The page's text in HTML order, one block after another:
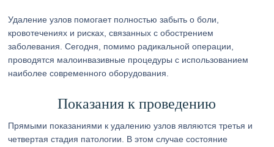
Удаление узлов помогает полностью забыть о боли,
кровотечениях и рисках, связанных с обострением
заболевания. Сегодня, помимо радикальной операции,
проводятся малоинвазивные процедуры с использованием
наиболее современного оборудования.
Показания к проведению
Прямыми показаниями к удалению узлов являются третья и
четвертая стадия патологии. В этом случае состояние